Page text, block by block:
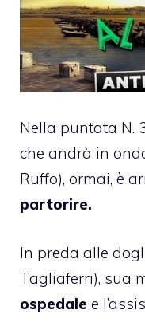
Nella puntata N.
che andrà in
Ruffo), ormai, è
partorire.
In preda alle
Tagliaferri), sua
ospedale e